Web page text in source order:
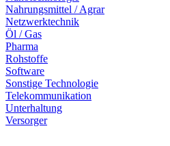
Nahrungsmittel / Agrar
Netzwerktechnik
Öl / Gas
Pharma
Rohstoffe
Software
Sonstige Technologie
Telekommunikation
Unterhaltung
Versorger